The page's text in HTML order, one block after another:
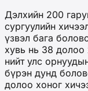
Дэлхийн 200
сургуулийн
үзвэл бага
хувь нь 38
нийт улс
бүрэн дунд
долоо хоног